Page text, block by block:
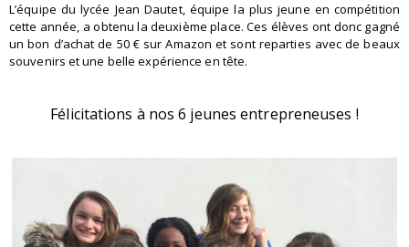
L’équipe du lycée Jean Dautet, équipe la plus jeune en compétition
cette année, a obtenu la deuxième place. Ces élèves ont donc gagné
un bon d’achat de 50 € sur Amazon et sont reparties avec de beaux
souvenirs et une belle expérience en tête.
Félicitations à nos 6 jeunes entrepreneuses !